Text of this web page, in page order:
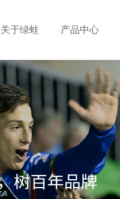
关于绿蛙 产品中心